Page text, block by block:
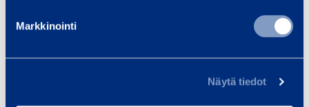
Markkinointi
Näytä tiedot